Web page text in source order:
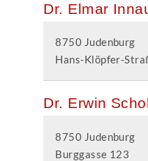
Dr. Elmar
8750 Judenburg
Hans-Klöpfer-
Dr. Erwin
8750 Judenburg
Burggasse 123